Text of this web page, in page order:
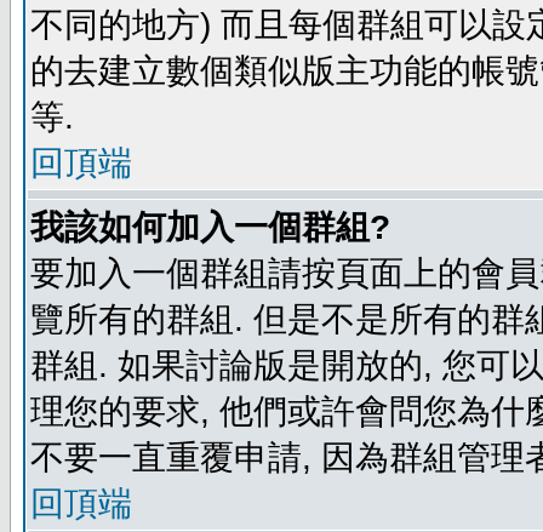
不同的地方) 而且每個群組可以
的去建立數個類似版主功能的帳
等.
回頂端
我該如何加入一個群組?
要加入一個群組請按頁面上的會
覽所有的群組. 但是不是所有的
群組. 如果討論版是開放的, 您可
理您的要求, 他們或許會問您為
不要一直重覆申請, 因為群組管理
回頂端